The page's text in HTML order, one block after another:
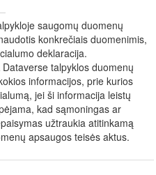
saugomų duomenų
konkrečiais duomenimis,
deklaracija.
talpyklos duomenų
informacijos, prie kurios
jei ši informacija leistų
kad sąmoningas ar
užtraukia atitinkamą
apsaugos teisės aktus.